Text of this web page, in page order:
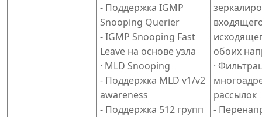
- Поддержка IGMP
Snooping Querier
- IGMP Snooping Fast
Leave на основе узла
· MLD Snooping
- Поддержка MLD v1/v2
awareness
- Поддержка 512 групп
обоих
·
рассылок
-